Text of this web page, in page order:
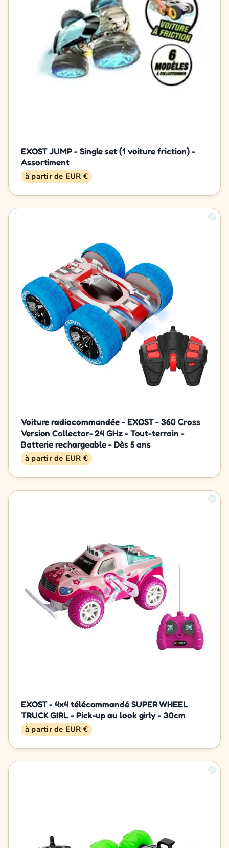
EXOST JUMP - Single set (1 voiture friction) -
Assortiment
à partir de EUR €
Voiture radiocommandée - EXOST - 360 Cross
Version Collector- 24 GHz - Tout-terrain -
Batterie rechargeable - Dès 5 ans
à partir de EUR €
EXOST - 4x4 télécommandé SUPER WHEEL
TRUCK GIRL - Pick-up au look girly - 30cm
à partir de EUR €